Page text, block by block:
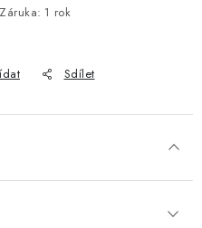
Záruka: 1 rok
Sdílet